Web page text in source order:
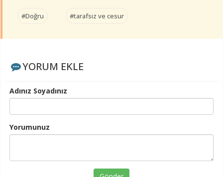
#Doğru #tarafsız ve cesur
YORUM EKLE
Adınız Soyadınız
Yorumunuz